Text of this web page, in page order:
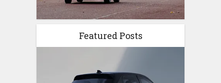
Featured Posts